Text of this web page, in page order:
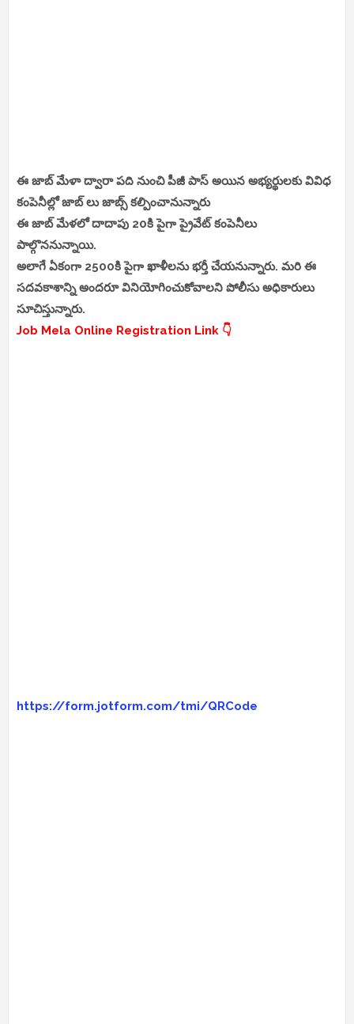
ఈ జాబ్ మేళా ద్వారా పది నుంచి పీజీ పాస్ అయిన అభ్యర్థులకు వివిధ
కంపెనీల్లో జాబ్ లు జాబ్స్ కల్పించానున్నారు
ఈ జాబ్ మేళలో దాదాపు 20కి పైగా ప్రైవేట్ కంపెనీలు
పాల్గొననున్నాయి.
అలాగే ఏకంగా 2500కి పైగా ఖాళీలను భర్తీ చేయనున్నారు. మరి ఈ
సదవకాశాన్ని అందరూ వినియోగించుకోవాలని పోలీసు అధికారులు
సూచిస్తున్నారు.
Job Mela Online Registration Link 👇
https://form.jotform.com/tmi/QRCode